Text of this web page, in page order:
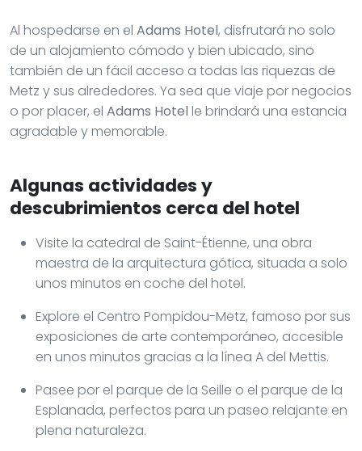
Al hospedarse en el Adams Hotel, disfrutará no solo
de un alojamiento cómodo y bien ubicado, sino
también de un fácil acceso a todas las riquezas de
Metz y sus alrededores. Ya sea que viaje por negocios
o por placer, el Adams Hotel le brindará una estancia
agradable y memorable.
Algunas actividades y
descubrimientos cerca del hotel
Visite la catedral de Saint-Étienne, una obra
maestra de la arquitectura gótica, situada a solo
unos minutos en coche del hotel.
Explore el Centro Pompidou-Metz, famoso por sus
exposiciones de arte contemporáneo, accesible
en unos minutos gracias a la línea A del Mettis.
Pasee por el parque de la Seille o el parque de la
Esplanada, perfectos para un paseo relajante en
plena naturaleza.